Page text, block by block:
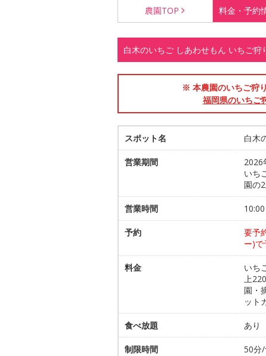
農園TOP 料金・予約
白木のいちご しあわせもん いちご
※ 本農園のいちご狩
福岡県のいちご
スポット名 白木
営業期間
2026
いち
園の
営業時間
予約
要予
ー)で
料金
いち
上
園・
ット
食べ放題 あり
制限時間 50分